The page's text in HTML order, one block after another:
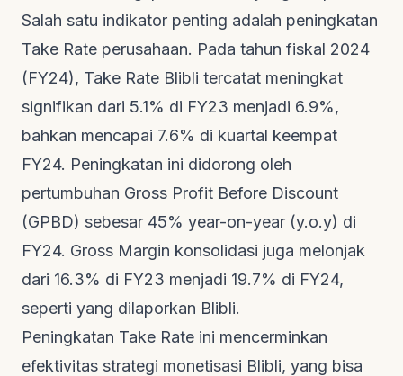
Salah satu indikator penting adalah peningkatan
Take Rate perusahaan. Pada tahun fiskal 2024
(FY24), Take Rate Blibli tercatat meningkat
signifikan dari 5.1% di FY23 menjadi 6.9%,
bahkan mencapai 7.6% di kuartal keempat
FY24. Peningkatan ini didorong oleh
pertumbuhan Gross Profit Before Discount
(GPBD) sebesar 45% year-on-year (y.o.y) di
FY24. Gross Margin konsolidasi juga melonjak
dari 16.3% di FY23 menjadi 19.7% di FY24,
seperti yang dilaporkan Blibli.
Peningkatan Take Rate ini mencerminkan
efektivitas strategi monetisasi Blibli, yang bisa